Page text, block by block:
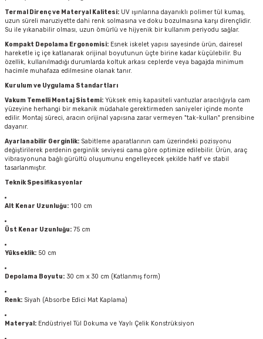
Termal Direnç ve Materyal Kalitesi: UV ışınlarına dayanıklı polimer tül kumaş,
uzun süreli maruziyette dahi renk solmasına ve doku bozulmasına karşı dirençlidir.
Su ile yıkanabilir olması, uzun ömürlü ve hijyenik bir kullanım periyodu sağlar.
Kompakt Depolama Ergonomisi: Esnek iskelet yapısı sayesinde ürün, dairesel
hareketle iç içe katlanarak orijinal boyutunun üçte birine kadar küçülebilir. Bu
özellik, kullanılmadığı durumlarda koltuk arkası ceplerde veya bagajda minimum
hacimle muhafaza edilmesine olanak tanır.
Kurulum ve Uygulama Standartları
Vakum Temelli Montaj Sistemi: Yüksek emiş kapasiteli vantuzlar aracılığıyla cam
yüzeyine herhangi bir mekanik müdahale gerektirmeden saniyeler içinde monte
edilir. Montaj süreci, aracın orijinal yapısına zarar vermeyen "tak-kullan" prensibine
dayanır.
Ayarlanabilir Gerginlik: Sabitleme aparatlarının cam üzerindeki pozisyonu
değiştirilerek perdenin gerginlik seviyesi cama göre optimize edilebilir. Ürün, araç
vibrasyonuna bağlı gürültü oluşumunu engelleyecek şekilde hafif ve stabil
tasarlanmıştır.
Teknik Spesifikasyonlar
Alt Kenar Uzunluğu: 100 cm
Üst Kenar Uzunluğu: 75 cm
Yükseklik: 50 cm
Depolama Boyutu: 30 cm x 30 cm (Katlanmış form)
Renk: Siyah (Absorbe Edici Mat Kaplama)
Materyal: Endüstriyel Tül Dokuma ve Yaylı Çelik Konstrüksiyon